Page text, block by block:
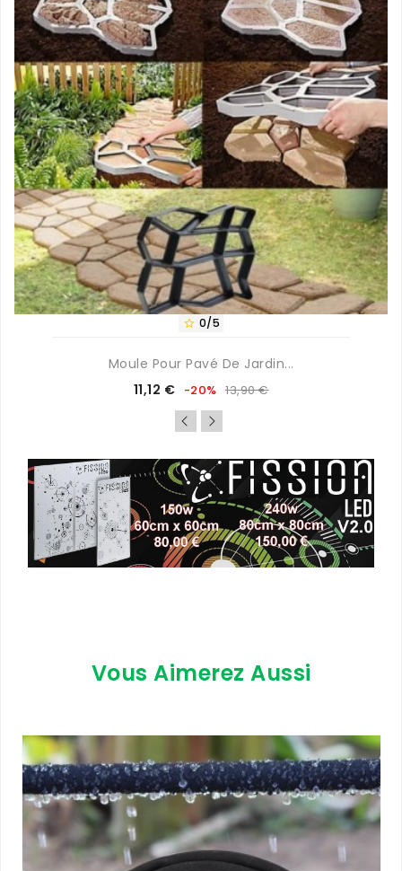
 0/5
Moule Pour Pavé De Jardin...
Prix
11,12 € Prix
de
base
-20% 13,90 €
Vous Aimerez Aussi